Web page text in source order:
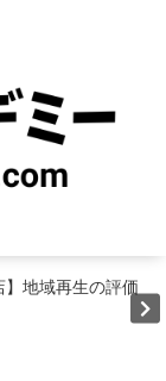
地域再生の評価